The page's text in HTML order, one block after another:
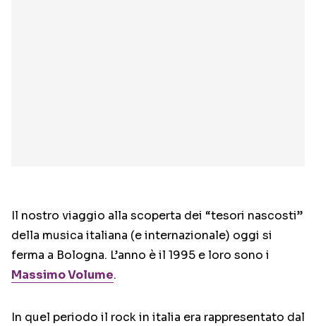
Il nostro viaggio alla scoperta dei “tesori nascosti”
della musica italiana (e internazionale) oggi si
ferma a Bologna. L’anno è il 1995 e loro sono i
Massimo Volume.
In quel periodo il rock in italia era rappresentato dal